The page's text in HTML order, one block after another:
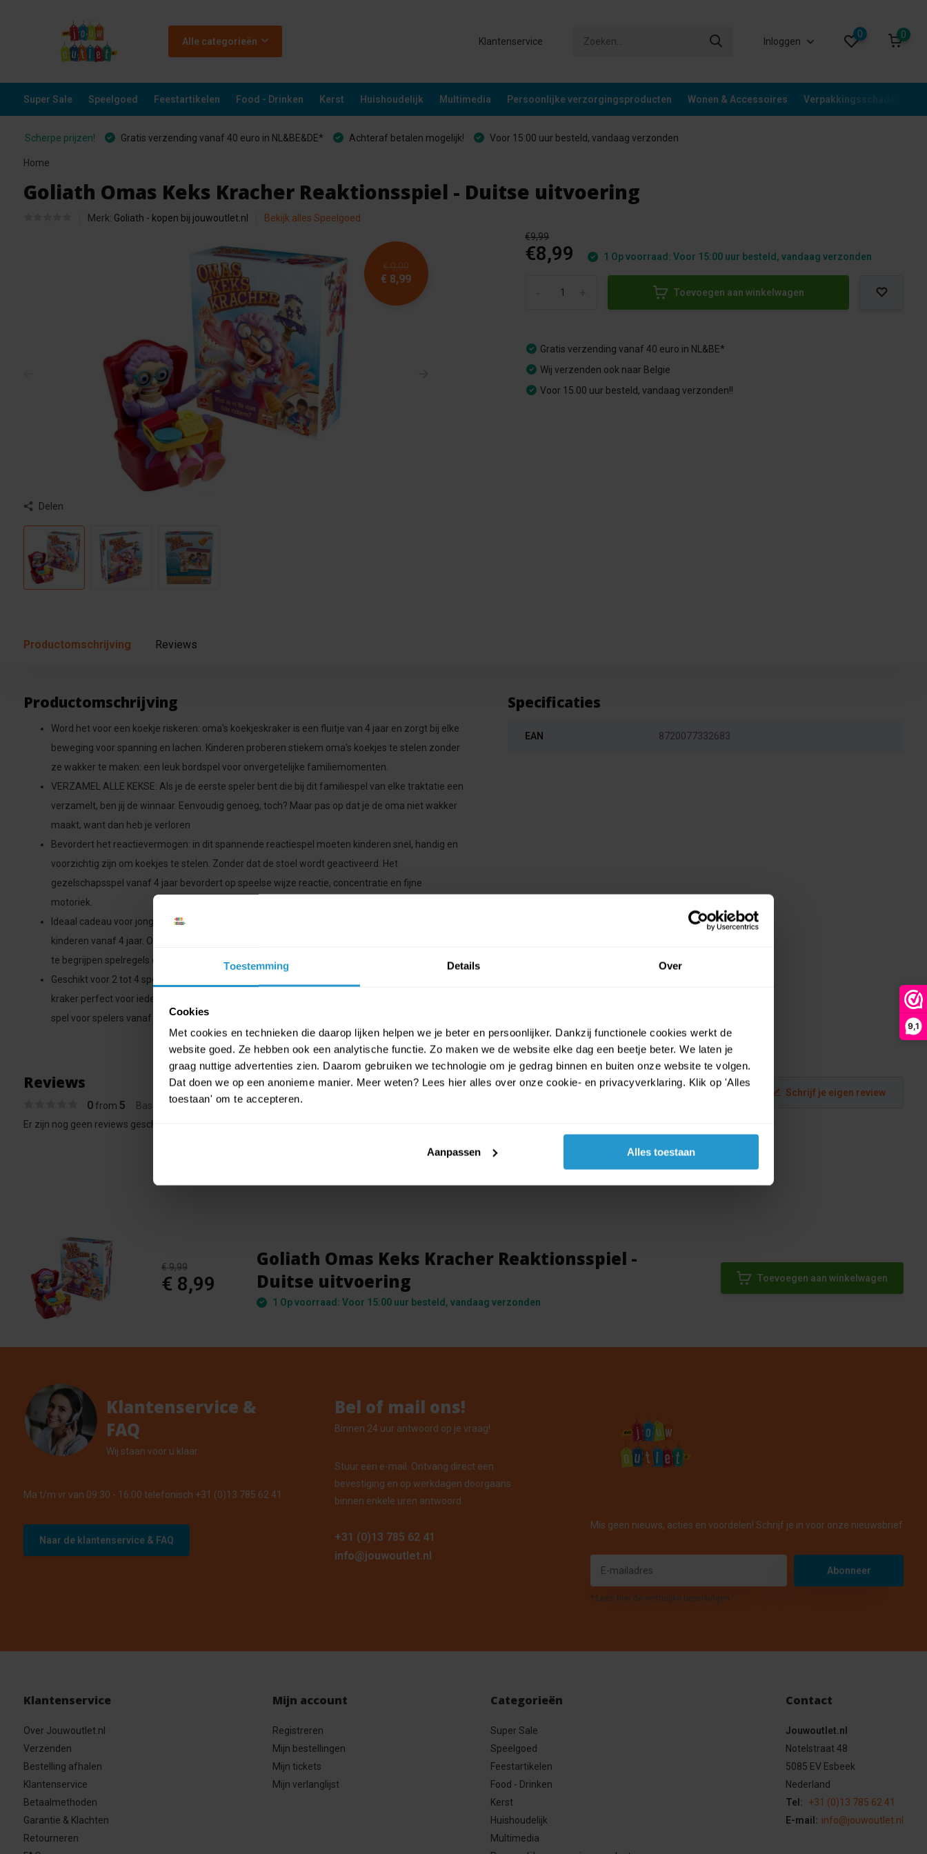
Toestemming Details Over
Cookies
Met cookies en technieken die daarop lijken helpen we je beter en persoonlijker. Dankzij functionele cookies werkt de
website goed. Ze hebben ook een analytische functie. Zo maken we de website elke dag een beetje beter. We laten je
graag nuttige advertenties zien. Daarom gebruiken we technologie om je gedrag binnen en buiten onze website te volgen.
Dat doen we op een anonieme manier. Meer weten? Lees hier alles over onze cookie- en privacyverklaring. Klik op 'Alles
toestaan' om te accepteren.
Aanpassen Alles toestaan
9,1
Alle categorieën Klantenservice Inloggen
0 0
Super Sale Speelgoed Feestartikelen Food - Drinken Kerst Huishoudelijk Multimedia Persoonlijke verzorgingsproducten Wonen & Accessoires Verpakkingsschade
Scherpe prijzen! Gratis verzending vanaf 40 euro in NL&BE&DE* Achteraf betalen mogelijk! Voor 15:00 uur besteld, vandaag verzonden
Home
Goliath Omas Keks Kracher Reaktionsspiel - Duitse uitvoering
Merk: Goliath - kopen bij jouwoutlet.nl Bekijk alles Speelgoed
€ 9,99
€ 8,99
Delen
€9,99
€8,99 1 Op voorraad: Voor 15:00 uur besteld, vandaag verzonden
Toevoegen aan winkelwagen
Gratis verzending vanaf 40 euro in NL&BE*
Wij verzenden ook naar Belgie
Voor 15.00 uur besteld, vandaag verzonden!!
Productomschrijving Reviews
Productomschrijving
Word het voor een koekje riskeren: oma's koekjeskraker is een fluitje van 4 jaar en zorgt bij elke
beweging voor spanning en lachen. Kinderen proberen stiekem oma's koekjes te stelen zonder
ze wakker te maken: een leuk bordspel voor onvergetelijke familiemomenten.
VERZAMEL ALLE KEKSE: Als je de eerste speler bent die bij dit familiespel van elke traktatie een
verzamelt, ben jij de winnaar. Eenvoudig genoeg, toch? Maar pas op dat je de oma niet wakker
maakt, want dan heb je verloren
Bevordert het reactievermogen: in dit spannende reactiespel moeten kinderen snel, handig en
voorzichtig zijn om koekjes te stelen. Zonder dat de stoel wordt geactiveerd. Het
gezelschapsspel vanaf 4 jaar bevordert op speelse wijze reactie, concentratie en fijne
motoriek.
Ideaal cadeau voor jongens en meisjes vanaf 4 jaar: dit bordspel is een ideaal cadeau voor
kinderen vanaf 4 jaar. Oma's koekjes kraker inspireert jongens en meisjes en heeft gemakkelijk
te begrijpen spelregels en snelle speelrondes.
Geschikt voor 2 tot 4 spelers: korte, spannende ronden: met 2 tot 4 spelers is oma's koekjes
kraker perfect voor iedereen. De korte speelrondes van 10 tot 15 minuten maken het tot een
spel voor spelers vanaf 4 jaar, dat voor leuke en snelle middagen zonder verveling zorgt.
Specificaties
EAN 8720077332683
Reviews
0from 5 Based on 0 reviews
Schrijf je eigen review
Er zijn nog geen reviews geschreven over dit product..
€ 9,99
€ 8,99
Goliath Omas Keks Kracher Reaktionsspiel -
Duitse uitvoering
1 Op voorraad: Voor 15:00 uur besteld, vandaag verzonden
Toevoegen aan winkelwagen
Klantenservice &
FAQ
Wij staan voor u klaar.
Ma t/m vr van 09:30 - 16:00 telefonisch +31 (0)13 785 62 41
Naar de klantenservice & FAQ
Bel of mail ons!
Binnen 24 uur antwoord op je vraag!
Stuur een e-mail. Ontvang direct een
bevestiging en op werkdagen doorgaans
binnen enkele uren antwoord.
+31 (0)13 785 62 41
info@jouwoutlet.nl
Mis geen nieuws, acties en voordelen! Schrijf je in voor onze nieuwsbrief
Abonneer
* Lees hier de wettelijke beperkingen
Klantenservice
Over Jouwoutlet.nl
Verzenden
Bestelling afhalen
Klantenservice
Betaalmethoden
Garantie & Klachten
Retourneren
Mijn account
Registreren
Mijn bestellingen
Mijn tickets
Mijn verlanglijst
Categorieën
Super Sale
Speelgoed
Feestartikelen
Food - Drinken
Kerst
Huishoudelijk
Multimedia
Contact
Jouwoutlet.nl
Notelstraat 48
5085 EV Esbeek
Nederland
Tel:
+31 (0)13 785 62 41
E-mail: info@jouwoutlet.nl